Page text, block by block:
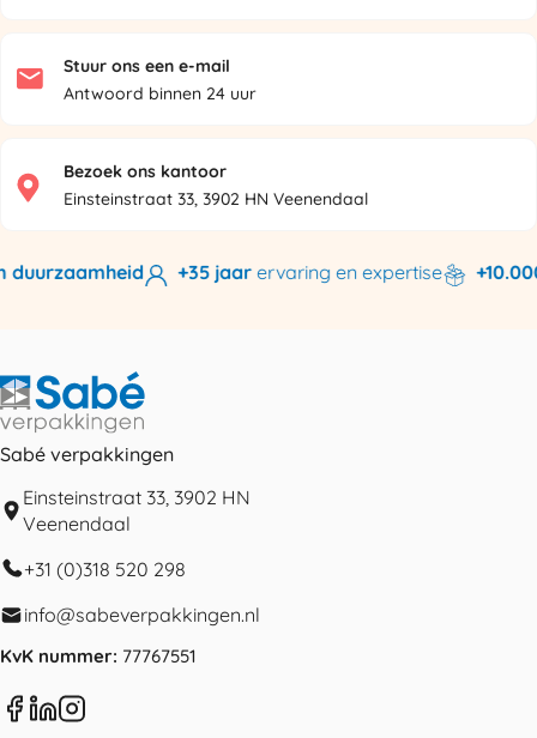
Stuur ons een e-mail
Antwoord binnen 24 uur
Bezoek ons kantoor
Einsteinstraat 33, 3902 HN Veenendaal
+35 jaarervaring en expertise
Sabé verpakkingen
Einsteinstraat 33, 3902 HN
Veenendaal
+31 (0)318 520 298
info@sabeverpakkingen.nl
KvK nummer: 77767551